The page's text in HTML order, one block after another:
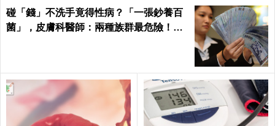
碰「錢」不洗手竟得性病？「一張鈔養百
菌」，皮膚科醫師：兩種族群最危險！｜